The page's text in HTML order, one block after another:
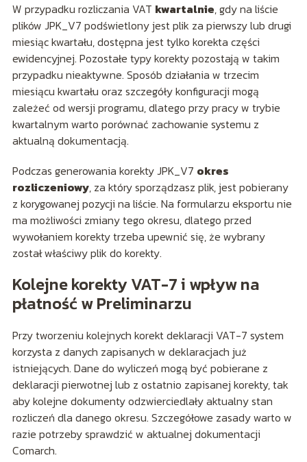
W przypadku rozliczania VAT kwartalnie, gdy na liście
plików JPK_V7 podświetlony jest plik za pierwszy lub drugi
miesiąc kwartału, dostępna jest tylko korekta części
ewidencyjnej. Pozostałe typy korekty pozostają w takim
przypadku nieaktywne. Sposób działania w trzecim
miesiącu kwartału oraz szczegóły konfiguracji mogą
zależeć od wersji programu, dlatego przy pracy w trybie
kwartalnym warto porównać zachowanie systemu z
aktualną dokumentacją.
Podczas generowania korekty JPK_V7 okres
rozliczeniowy, za który sporządzasz plik, jest pobierany
z korygowanej pozycji na liście. Na formularzu eksportu nie
ma możliwości zmiany tego okresu, dlatego przed
wywołaniem korekty trzeba upewnić się, że wybrany
został właściwy plik do korekty.
Kolejne korekty VAT-7 i wpływ na
płatność w Preliminarzu
Przy tworzeniu kolejnych korekt deklaracji VAT-7 system
korzysta z danych zapisanych w deklaracjach już
istniejących. Dane do wyliczeń mogą być pobierane z
deklaracji pierwotnej lub z ostatnio zapisanej korekty, tak
aby kolejne dokumenty odzwierciedlały aktualny stan
rozliczeń dla danego okresu. Szczegółowe zasady warto w
razie potrzeby sprawdzić w aktualnej dokumentacji
Comarch.